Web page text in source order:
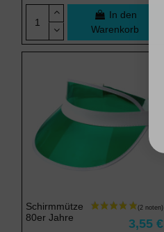
In den
Warenkorb
Schirmmütze
80er Jahre
3,55 €